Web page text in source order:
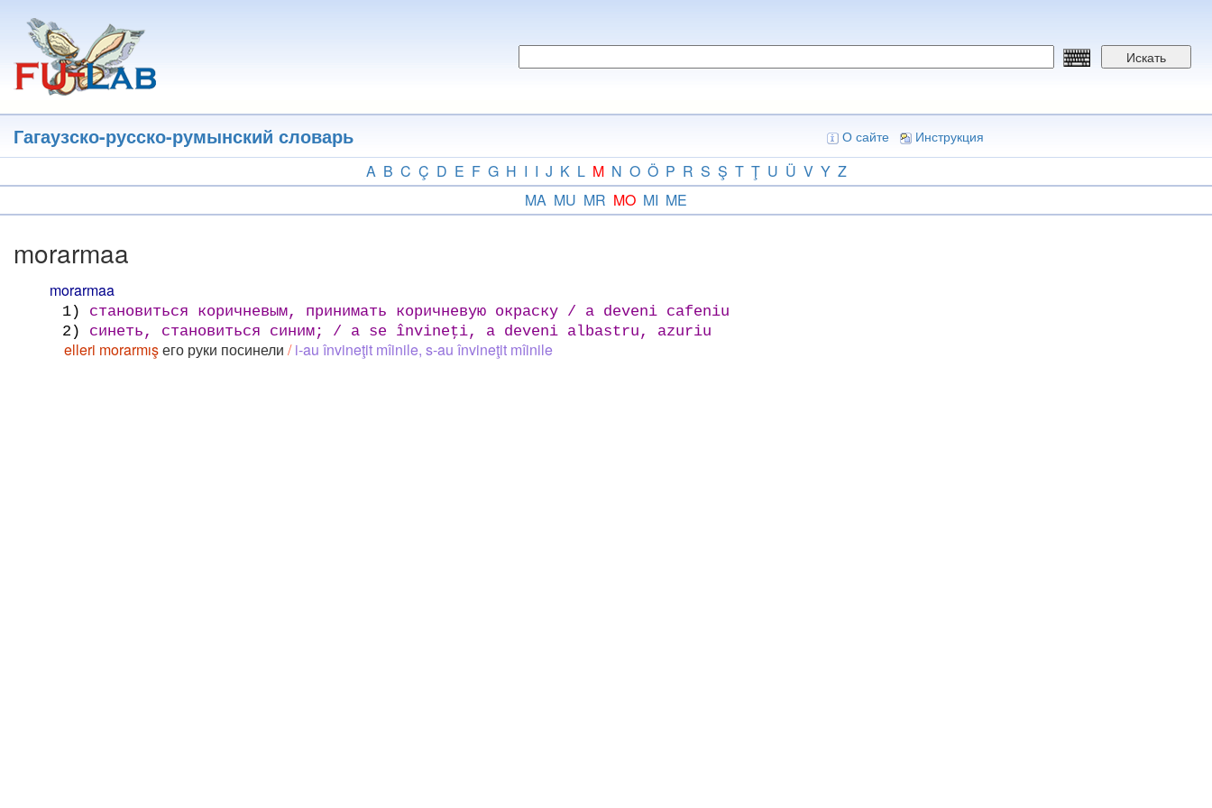
основному
содержанию
Искать
Гагаузско-русско-румынский словарь О сайте Инструкция
A B C Ç D E F G H I I J K L M N O Ö P R S Ş T Ţ U Ü V Y Z
MA MU MR MO MI ME
morarmaa
morarmaa
1)
становиться коричневым, принимать коричневую окраску / a deveni cafeniu
2)
синеть, становиться синим; / a se învineţi, a deveni albastru, azuriu
elleri morarmışего руки посинели / i-au învineţit mîinile, s-au învineţit mîinile